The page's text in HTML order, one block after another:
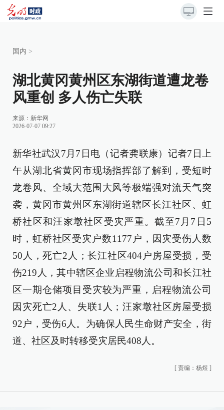
国内 >
湖北黄冈黄州区东湖街道遭龙卷
风重创 多人伤亡失联
来源： 新华网
2026-07-07 09:27
新华社武汉7月7日电（记者龚联康）记者7日上
午从湖北省黄冈市现场指挥部了解到，受短时
龙卷风、全域大范围大风等极端强对流天气突
袭，黄冈市黄州区东湖街道辖区长江社区、虹
桥社区和汪家墩社区受灾严重。截至7月7日5
时，虹桥社区受灾户数1177户，因灾受伤人数
50人，死亡2人；长江社区404户房屋受损，受
伤219人，其中辖区企业启程物流公司和长江社
区一期仓储项目受灾较为严重，启程物流公司
因灾死亡2人、失联1人；汪家墩社区房屋受损
92户，受伤6人。为确保人民生命财产安全，街
道、社区及时转移受灾居民408人。
[ 责编：杨煜 ]